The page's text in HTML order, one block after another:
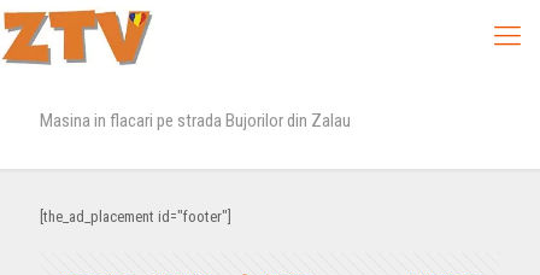
Masina in flacari pe strada Bujorilor din Zalau
[the_ad_placement id="footer"]